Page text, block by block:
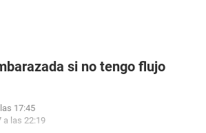
si no tengo flujo
17:45
a las 22:19